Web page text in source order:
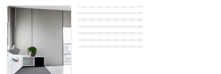
Bohemian Office
Eastern Office
Farmhouse Office
Eastern Office
Eastern Office
Scandinavian
Office